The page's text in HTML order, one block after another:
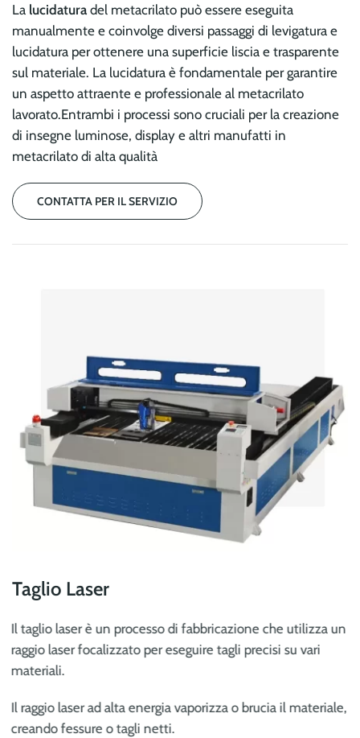
La lucidatura del metacrilato può essere eseguita
manualmente e coinvolge diversi passaggi di levigatura e
lucidatura per ottenere una superficie liscia e trasparente
sul materiale. La lucidatura è fondamentale per garantire
un aspetto attraente e professionale al metacrilato
lavorato.Entrambi i processi sono cruciali per la creazione
di insegne luminose, display e altri manufatti in
metacrilato di alta qualità
CONTATTA PER IL SERVIZIO
Taglio Laser
Il taglio laser è un processo di fabbricazione che utilizza un
raggio laser focalizzato per eseguire tagli precisi su vari
materiali.
Il raggio laser ad alta energia vaporizza o brucia il materiale,
creando fessure o tagli netti.